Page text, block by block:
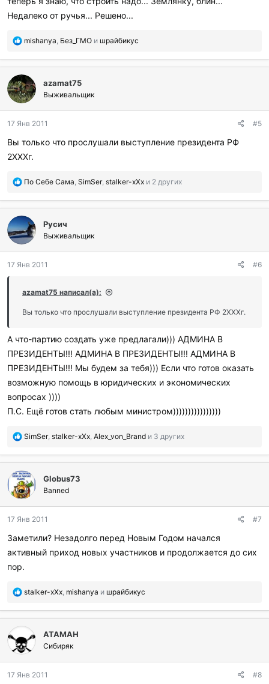
Недалеко от ручья... Решено...
П
б
л
а
г
о
а
и
л
:
mishanya, Без_ГМО и шрайбикус
azamat75
Выживальщик
17 Янв 2011 #5
Вы только что прослушали выступление президента РФ
2ХХХг.
П
б
л
а
г
о
а
и
и
По Себе Сама, SimSer, stalker-xXx и 2 других
Русич
Выживальщик
17 Янв 2011 #6
azamat75 написал(а):
Вы только что прослушали выступление президента РФ 2ХХХг.
А что-партию создать уже предлагали))) АДМИНА В
ПРЕЗИДЕНТЫ!!! АДМИНА В ПРЕЗИДЕНТЫ!!! АДМИНА В
ПРЕЗИДЕНТЫ!!! Мы будем за тебя))) Если что готов оказать
возможную помощь в юридических и экономических
вопросах ))))
П.С. Ещё готов стать любым министром))))))))))))))))
П
б
а
г
о
а
и
л
SimSer, stalker-xXx, Alex_von_Brand и 3 других
Globus73
Banned
17 Янв 2011 #7
Заметили? Незадолго перед Новым Годом начался
активный приход новых участников и продолжается до сих
пор.
П
б
г
о
а
stalker-xXx, mishanya и шрайбикус
ATAMAH
Сибиряк
17 Янв 2011 #8